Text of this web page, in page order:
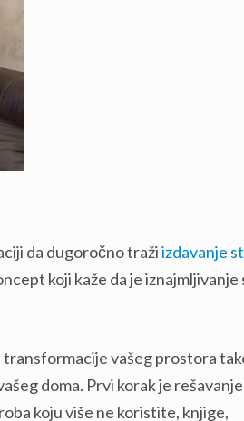
da dugoročno tražiizdavanje
koji kaže da je iznajmljivanje
transformacije vašeg prostora
doma. Prvi korak je rešavanje
koju više ne koristite, knjige,